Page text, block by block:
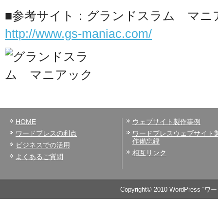
■参考サイト：グランドスラム マニ
http://www.gs-maniac.com/
HOME
ワードプレスの利点
ビジネスでの活用
よくあるご質問
ウェブサイト製作事例
ワードプレスウェブサイト
作備忘録
相互リンク
Copyright© 2010 WordPress “ワ